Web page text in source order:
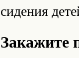
сидения
Закажите